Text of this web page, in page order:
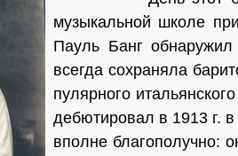
музыкальной школе
Пауль Банг
всегда сохраняла
пулярного
дебютировал в 1913 г. в
вполне благополучно: